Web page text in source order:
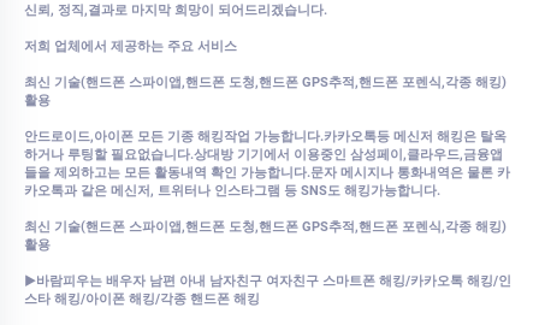
신뢰, 정직,결과로 마지막 희망이 되어드리겠습니다.
저희 업체에서 제공하는 주요 서비스
최신 기술(핸드폰 스파이앱,핸드폰 도청,핸드폰 GPS추적,핸드폰 포렌식,각종 해킹)
활용
안드로이드,아이폰 모든 기종 해킹작업 가능합니다.카카오톡등 메신저 해킹은 탈옥
하거나 루팅할 필요없습니다.상대방 기기에서 이용중인 삼성페이,클라우드,금융앱
들을 제외하고는 모든 활동내역 확인 가능합니다.문자 메시지나 통화내역은 물론 카
카오톡과 같은 메신저, 트위터나 인스타그램 등 SNS도 해킹가능합니다.
최신 기술(핸드폰 스파이앱,핸드폰 도청,핸드폰 GPS추적,핸드폰 포렌식,각종 해킹)
활용
►바람피우는 배우자 남편 아내 남자친구 여자친구 스마트폰 해킹/카카오톡 해킹/인
스타 해킹/아이폰 해킹/각종 핸드폰 해킹